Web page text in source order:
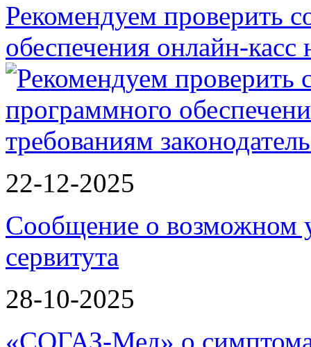
Рекомендуем проверить
обеспечения онлайн-
22-12-2025
Сообщение о возможном
сервитута
28-10-2025